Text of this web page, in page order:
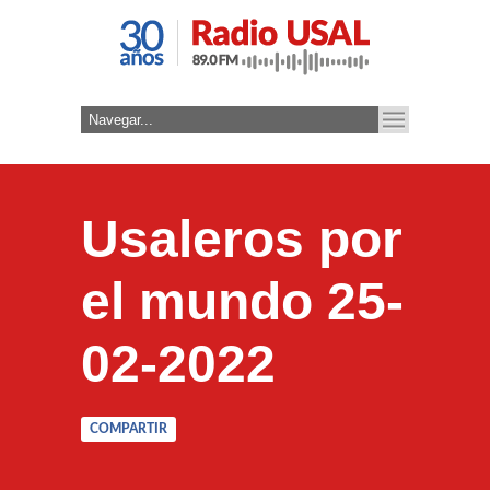
Usaleros por
el mundo 25-
02-2022
COMPARTIR